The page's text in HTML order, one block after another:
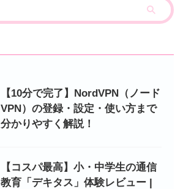
【10分で完了】NordVPN（ノード
VPN）の登録・設定・使い方まで
分かりやすく解説！
【コスパ最高】小・中学生の通信
教育「デキタス」体験レビュー |